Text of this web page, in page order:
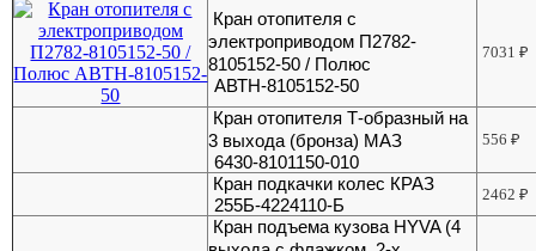
Кран отопителя с
электроприводом П2782-
8105152-50 / Полюс
АВТН-8105152-50
7031₽
Кран отопителя Т-образный на
3 выхода (бронза) МАЗ
6430-8101150-010
556₽
Кран подкачки колес КРАЗ
255Б-4224110-Б
2462₽
Кран подъема кузова HYVA (4